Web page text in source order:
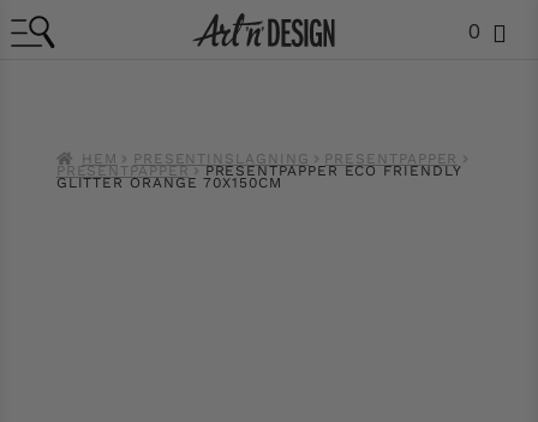
0
HEM PRESENTINSLAGNING PRESENTPAPPER
PRESENTPAPPER PRESENTPAPPER ECO FRIENDLY
GLITTER ORANGE 70X150CM